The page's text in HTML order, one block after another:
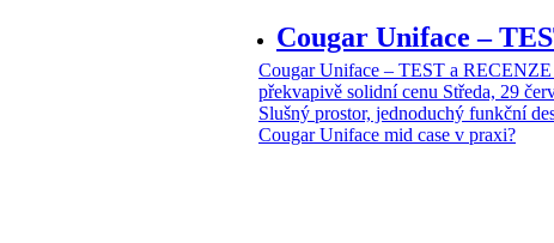
Cougar Uniface –
Cougar Uniface – TEST a
překvapivě solidní cenu Středa, 29
Slušný prostor, jednoduchý funkční
Cougar Uniface mid case v praxi?